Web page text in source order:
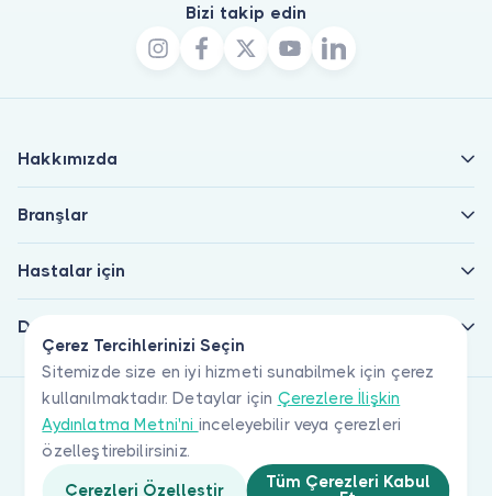
Çerez Tercihlerinizi Seçin
Sitemizde size en iyi hizmeti sunabilmek için çerez
kullanılmaktadır. Detaylar için Çerezlere İlişkin
Aydınlatma Metni'ni inceleyebilir veya çerezleri
özelleştirebilirsiniz.
Çerezleri Özelleştir
Tüm Çerezleri Kabul
Bizi takip edin
Hakkımızda
Branşlar
Hastalar için
Doktorlar için